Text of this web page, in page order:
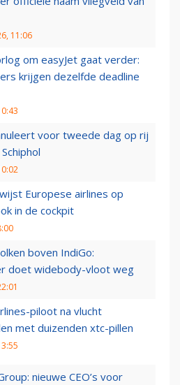
11:06
om easyJet gaat verder:
krijgen dezelfde deadline
voor tweede dag op rij
Europese airlines op
in de cockpit
boven IndiGo:
doet widebody-vloot weg
piloot na vlucht
met duizenden xtc-pillen
nieuwe CEO’s voor